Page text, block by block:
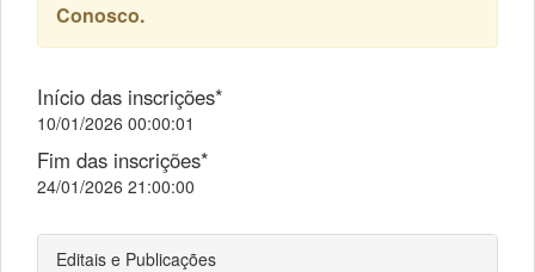
Conosco.
Início das inscrições*
10/01/2026 00:00:01
Fim das inscrições*
24/01/2026 21:00:00
Editais e Publicações